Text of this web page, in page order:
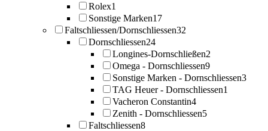
Rolex1
Sonstige Marken17
Faltschliessen/Dornschliessen32
Dornschliessen24
Longines-Dornschließen2
Omega - Dornschliessen9
Sonstige Marken - Dornschliessen3
TAG Heuer - Dornschliessen1
Vacheron Constantin4
Zenith - Dornschliessen5
Faltschliessen8